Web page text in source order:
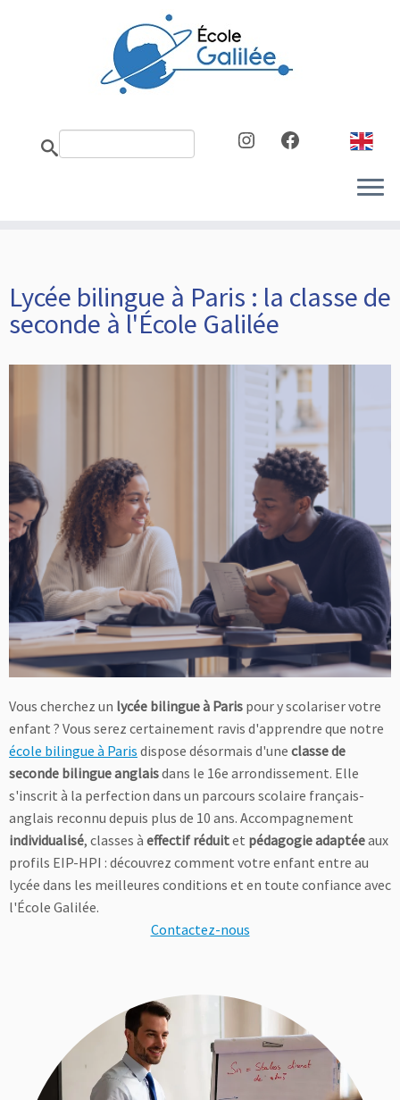
Facebook
Instagram
Lycée bilingue à Paris : la classe de
seconde à l'École Galilée
Vous cherchez un lycée bilingue à Paris pour y scolariser votre
enfant ? Vous serez certainement ravis d'apprendre que notre
école bilingue à Paris dispose désormais d'une classe de
seconde bilingue anglaisdans le 16e arrondissement. Elle
s'inscrit à la perfection dans un parcours scolaire français-
anglais reconnu depuis plus de 10 ans. Accompagnement
individualisé, classes à effectif réduitet pédagogie adaptéeaux
profils EIP-HPI : découvrez comment votre enfant entre au
lycée dans les meilleures conditions et en toute confiance avec
l'École Galilée.
Contactez-nous